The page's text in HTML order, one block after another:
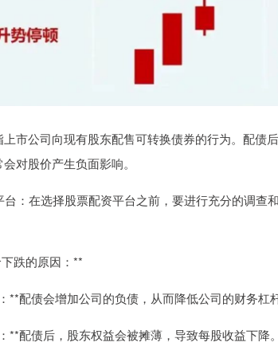
上市公司向现有股东配售可转换债券的行为。配债
对股价产生负面影响。
台：在选择股票配资平台之前，要进行充分的调查
跌的原因：**
**配债会增加公司的负债，从而降低公司的财务杠
**配债后，股东权益会被摊薄，导致每股收益下降